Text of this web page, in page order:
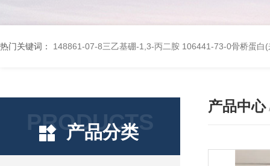
热门关键词： 148861-07-8三乙基硼-1,3-丙二胺 106441-73-0骨桥蛋白
PRODUCTS
产品分类
产品中心